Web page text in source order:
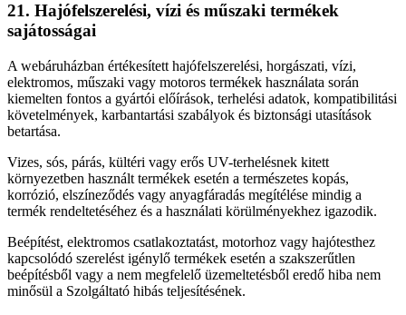
21. Hajófelszerelési, vízi és műszaki termékek
sajátosságai
A webáruházban értékesített hajófelszerelési, horgászati, vízi,
elektromos, műszaki vagy motoros termékek használata során
kiemelten fontos a gyártói előírások, terhelési adatok, kompatibilitási
követelmények, karbantartási szabályok és biztonsági utasítások
betartása.
Vizes, sós, párás, kültéri vagy erős UV-terhelésnek kitett
környezetben használt termékek esetén a természetes kopás,
korrózió, elszíneződés vagy anyagfáradás megítélése mindig a
termék rendeltetéséhez és a használati körülményekhez igazodik.
Beépítést, elektromos csatlakoztatást, motorhoz vagy hajótesthez
kapcsolódó szerelést igénylő termékek esetén a szakszerűtlen
beépítésből vagy a nem megfelelő üzemeltetésből eredő hiba nem
minősül a Szolgáltató hibás teljesítésének.